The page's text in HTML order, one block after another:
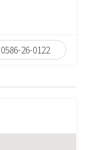
0586-26-0122